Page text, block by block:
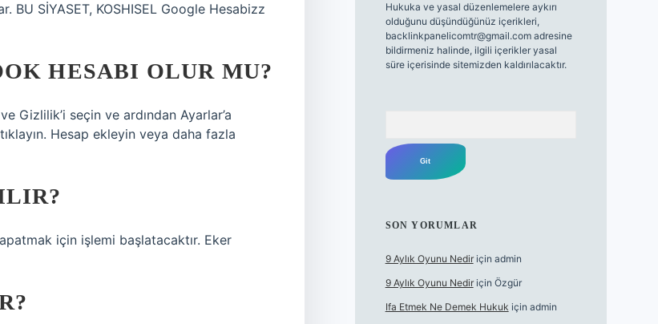
BU SİYASET, KOSHISEL Google Hesabizz
HESABI OLUR MU?
Gizlilik’i seçin ve ardından Ayarlar’a
Hesap ekleyin veya daha fazla
için işlemi başlatacaktır. Eker
Hukuka ve yasal düzenlemelere aykırı
olduğunu düşündüğünüz içerikleri,
backlinkpanelicomtr@gmail.comadresine
bildirmeniz halinde, ilgili içerikler yasal
süre içerisinde sitemizden kaldırılacaktır.
SON YORUMLAR
9 Aylık Oyunu Nediriçin admin
9 Aylık Oyunu Nediriçin Özgür
Ifa Etmek Ne Demek Hukuk için admin